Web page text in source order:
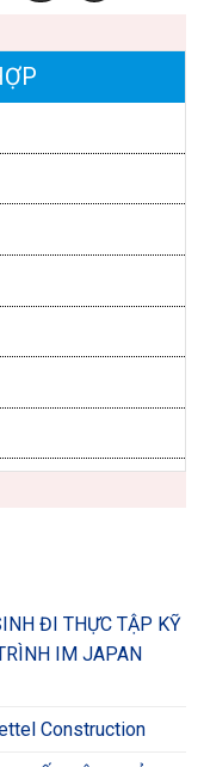
ĐI THỰC TẬP KỸ
IM JAPAN
Construction